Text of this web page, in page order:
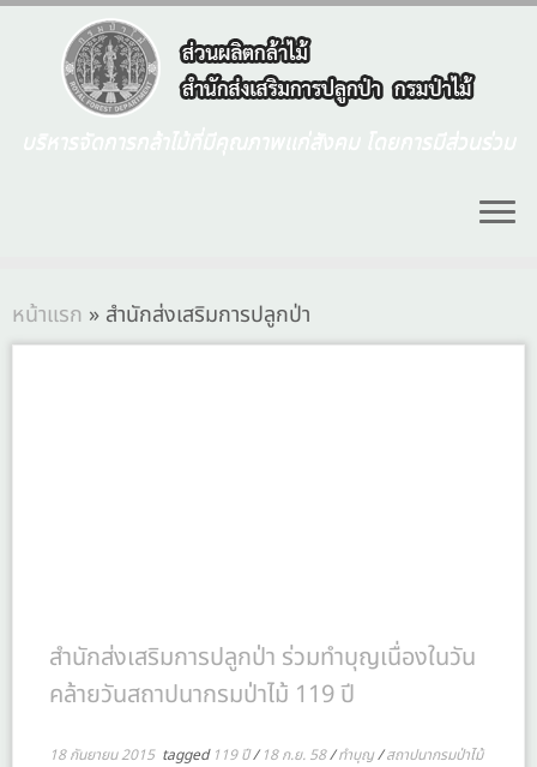
หน้าแรก » สำนักส่งเสริมการปลูกป่า
สำนักส่งเสริมการปลูกป่า ร่วมทำบุญเนื่องในวัน
คล้ายวันสถาปนากรมป่าไม้ 119 ปี
18 กันยายน 2015tagged 119 ปี/18 ก.ย. 58/ทำบุญ/สถาปนากรมป่าไม้